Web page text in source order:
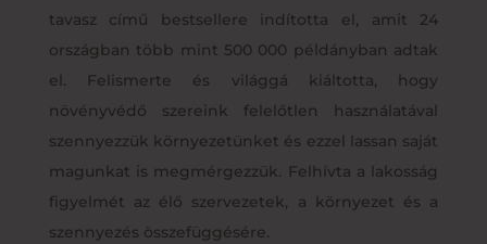
tavasz című bestsellere indította el, amit 24
országban több mint 500 000 példányban adtak
el. Felismerte és világgá kiáltotta, hogy
növényvédő szereink felelőtlen használatával
szennyezzük környezetünket és ezzel lassan saját
magunkat is megmérgezzük. Felhívta a lakosság
figyelmét az élő szervezetek, a környezet és a
szennyezés összefüggésére.